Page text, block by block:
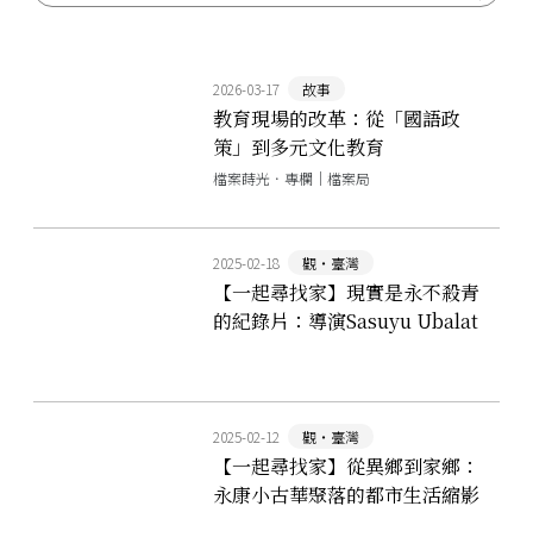
2026-03-17 故事
教育現場的改革：從「國語政
策」到多元文化教育
檔案蒔光．專欄｜檔案局
2025-02-18 觀‧臺灣
【一起尋找家】現實是永不殺青
的紀錄片：導演Sasuyu Ubalat
2025-02-12 觀‧臺灣
【一起尋找家】從異鄉到家鄉：
永康小古華聚落的都市生活縮影